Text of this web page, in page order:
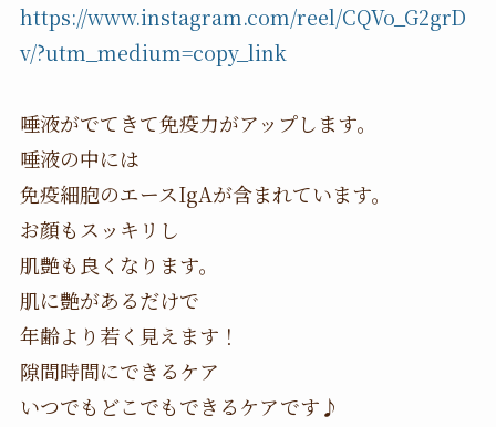
https://www.instagram.com/reel/CQVo_G2grD
v/?utm_medium=copy_link
唾液がでてきて免疫力がアップします。
唾液の中には
免疫細胞のエースIgAが含まれています。
お顔もスッキリし
肌艶も良くなります。
肌に艶があるだけで
年齢より若く見えます！
隙間時間にできるケア
いつでもどこでもできるケアです♪